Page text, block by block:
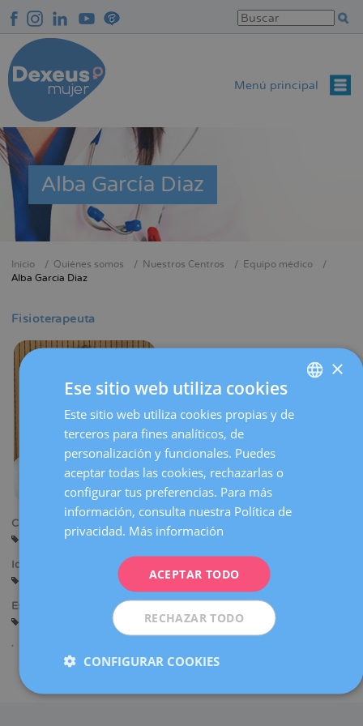
contenido
principal
Menú principal
Alba García Diaz
Sobrescribir
de
ayuda
a
la
navegación
Inicio Quiénes somos Nuestros Centros
Equipo médico
Alba García Diaz
Fisioterapeuta
Centros:
Barcelona
Idiomas:
Especialidades:
Fisioterapia de la Mujer
SPANISH
×
Ese sitio web utiliza cookies
Este sitio web utiliza cookies propias y de
terceros para fines analíticos, de
personalización y funcionales. Puedes
aceptar todas las cookies, rechazarlas o
configurar tus preferencias. Para más
información, consulta nuestra Política de
privacidad. Más información
ACEPTAR TODO
RECHAZAR TODO
CONFIGURAR COOKIES